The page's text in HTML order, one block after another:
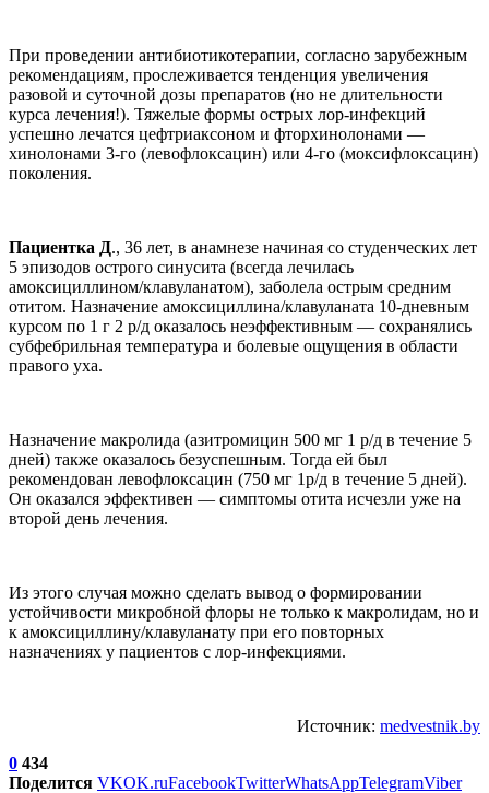
При проведении антибиотикотерапии, согласно зарубежным
рекомендациям, прослеживается тенденция увеличения
разовой и суточной дозы препаратов (но не длительности
курса лечения!). Тяжелые формы острых лор-инфекций
успешно лечатся цефтриаксоном и фторхинолонами —
хинолонами 3-го (левофлоксацин) или 4-го (моксифлоксацин)
поколения.
Пациентка Д., 36 лет, в анамнезе начиная со студенческих лет
5 эпизодов острого синусита (всегда лечилась
амоксициллином/клавуланатом), заболела острым средним
отитом. Назначение амоксициллина/клавуланата 10-дневным
курсом по 1 г 2 р/д оказалось неэффективным — сохранялись
субфебрильная температура и болевые ощущения в области
правого уха.
Назначение макролида (азитромицин 500 мг 1 р/д в течение 5
дней) также оказалось безуспешным. Тогда ей был
рекомендован левофлоксацин (750 мг 1р/д в течение 5 дней).
Он оказался эффективен — симптомы отита исчезли уже на
второй день лечения.
Из этого случая можно сделать вывод о формировании
устойчивости микробной флоры не только к макролидам, но и
к амоксициллину/клавуланату при его повторных
назначениях у пациентов с лор-инфекциями.
Источник: medvestnik.by
0 434
Поделится VKOK.ruFacebookTwitterWhatsAppTelegramViber